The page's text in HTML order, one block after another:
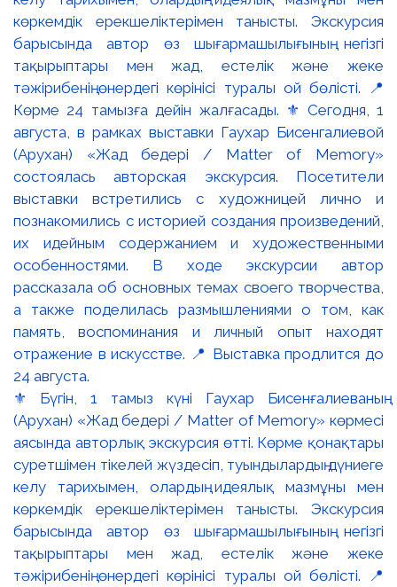
⚜️ Бүгін, 1 тамыз күні Гаухар Бисенғалиеваның
(Арухан) «Жад бедері / Matter of Memory» көрмесі
аясында авторлық экскурсия өтті. Көрме қонақтары
суретшімен тікелей жүздесіп, туындылардың дүниеге
келу тарихымен, олардың идеялық мазмұны мен
көркемдік ерекшеліктерімен танысты. Экскурсия
барысында автор өз шығармашылығының негізгі
тақырыптары мен жад, естелік және жеке
тәжірибенің өнердегі көрінісі туралы ой бөлісті. 📍